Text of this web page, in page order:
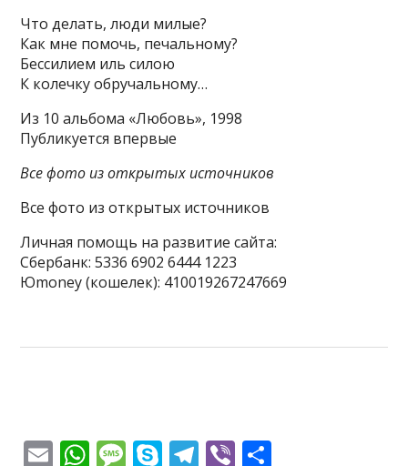
Что делать, люди милые?
Как мне помочь, печальному?
Бессилием иль силою
К колечку обручальному…
Из 10 альбома «Любовь», 1998
Публикуется впервые
Все фото из открытых источников
Все фото из открытых источников
Личная помощь на развитие сайта:
Сбербанк: 5336 6902 6444 1223
Юmoney (кошелек): 410019267247669
E W M S T Vi